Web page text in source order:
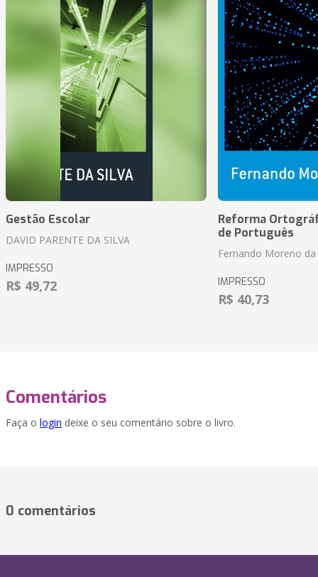
Gestão Escolar
DAVID PARENTE DA SILVA
IMPRESSO
R$ 49,72
Reforma
de Português
Fernando Moreno da
IMPRESSO
R$ 40,73
Comentários
Faça o login deixe o seu comentário sobre o livro.
0 comentários